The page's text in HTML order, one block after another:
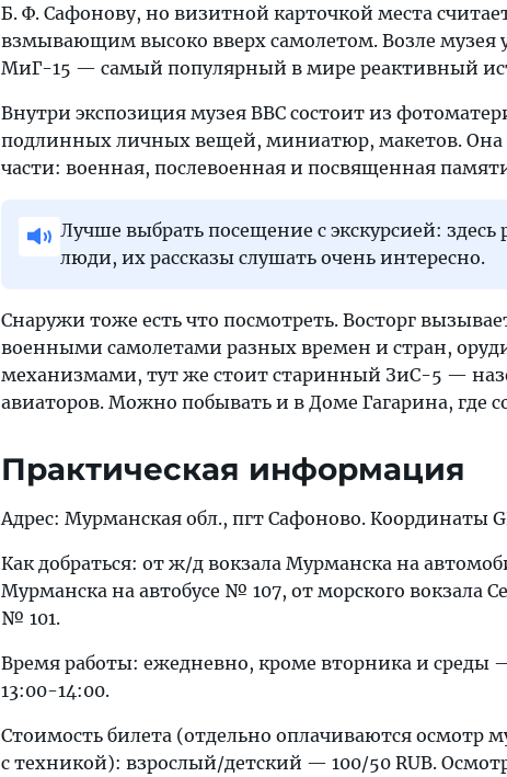
Б. Ф. Сафонову, но визитной карточкой места
взмывающим высоко вверх самолетом. Возле музея
МиГ-15 — самый популярный в мире реактивный
Внутри экспозиция музея ВВС состоит из
подлинных личных вещей, миниатюр, макетов. Она
части: военная, послевоенная и посвященная
Лучше выбрать посещение с экскурсией:
люди, их рассказы слушать очень интересно.
Снаружи тоже есть что посмотреть. Восторг
военными самолетами разных времен и стран,
механизмами, тут же стоит старинный ЗиС-5 —
авиаторов. Можно побывать и в Доме Гагарина, где
Практическая информация
Адрес: Мурманская обл., пгт Сафоново. Координаты
Как добраться: от ж/д вокзала Мурманска на
Мурманска на автобусе № 107, от морского вокзала
№ 101.
Время работы: ежедневно, кроме вторника и
13:00-14:00.
Стоимость билета (отдельно оплачиваются осмотр
с техникой): взрослый/детский — 100/50 RUB.